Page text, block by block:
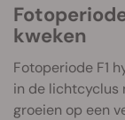
Fotoperiode F1 hybrides binnen
kweken
Fotoperiode F1
in de lichtcyclus
groeien op een